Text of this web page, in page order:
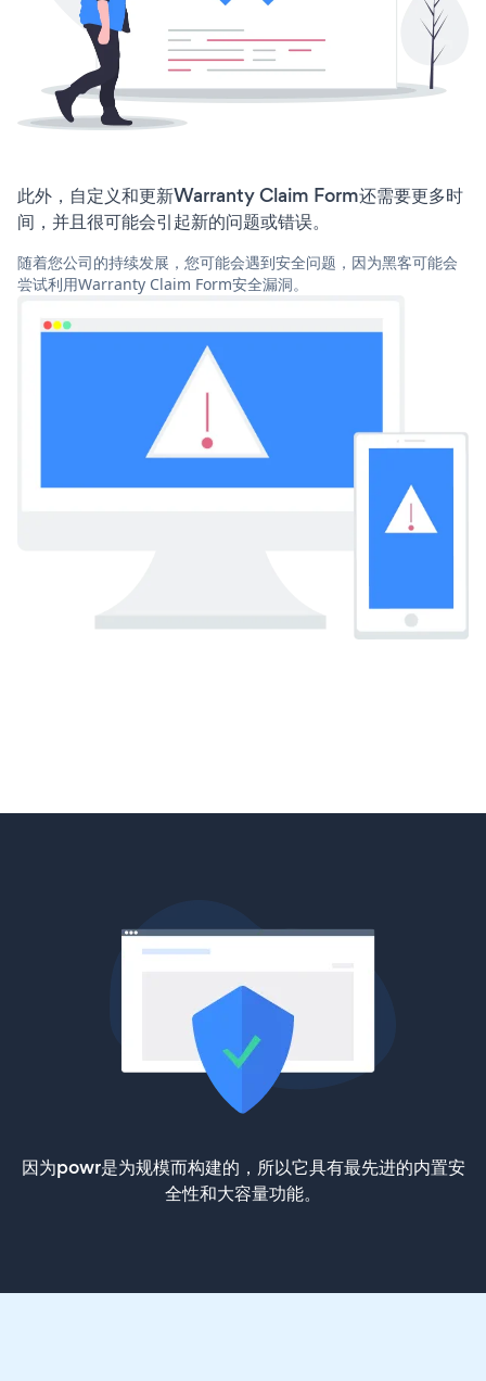
此外，自定义和更新Warranty Claim Form还需要更多时
间，并且很可能会引起新的问题或错误。
随着您公司的持续发展，您可能会遇到安全问题，因为黑客可能会
尝试利用Warranty Claim Form安全漏洞。
因为powr是为规模而构建的，所以它具有最先进的内置安
全性和大容量功能。